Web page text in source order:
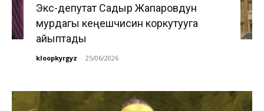
Экс-депутат Садыр Жапаровдун
мурдагы кеңешчисин коркутууга
айыптады
kloopkyrgyz - 25/06/2026